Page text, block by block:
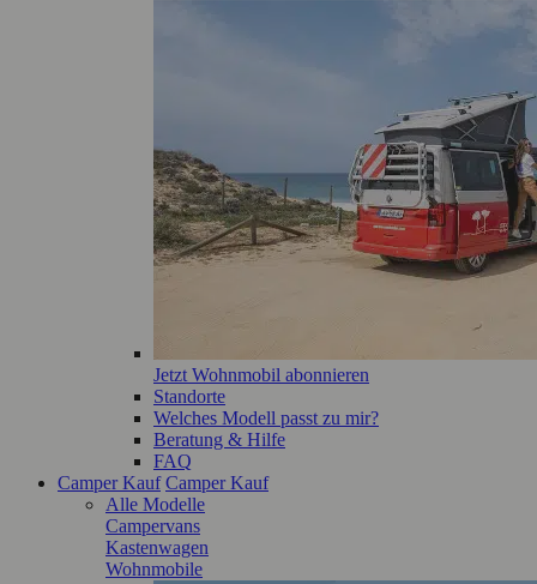
Jetzt Wohnmobil abonnieren
Standorte
Welches Modell passt zu mir?
Beratung & Hilfe
FAQ
Camper Kauf Camper Kauf
Alle Modelle
Campervans
Kastenwagen
Wohnmobile